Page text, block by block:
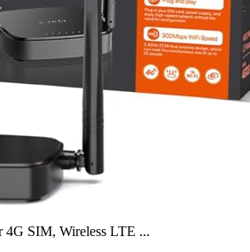
4G SIM, Wireless LTE ...